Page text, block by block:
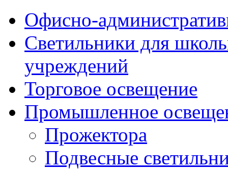
Офисно-
Светильники для
учреждений
Торговое освещение
Промышленное
Прожектора
Подвесные